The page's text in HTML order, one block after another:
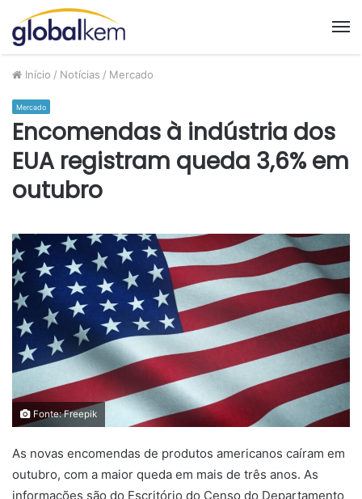
Início / Notícias / Mercado
Mercado
Encomendas à indústria dos
EUA registram queda 3,6% em
outubro
Fonte: Freepik
As novas encomendas de produtos americanos caíram em
outubro, com a maior queda em mais de três anos. As
informações são do Escritório do Censo do Departamento